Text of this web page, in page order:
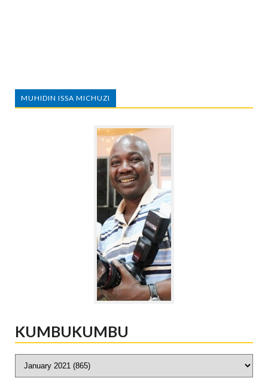
MUHIDIN ISSA MICHUZI
KUMBUKUMBU